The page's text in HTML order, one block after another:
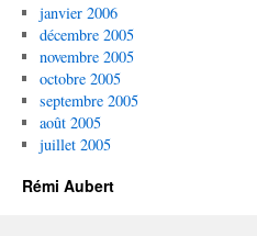
janvier 2006
décembre 2005
novembre 2005
octobre 2005
septembre 2005
août 2005
juillet 2005
Rémi Aubert